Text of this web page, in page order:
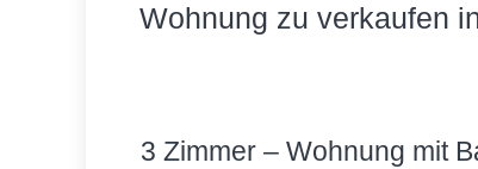
Wohnung zu verkaufen
3 Zimmer – Wohnung mit